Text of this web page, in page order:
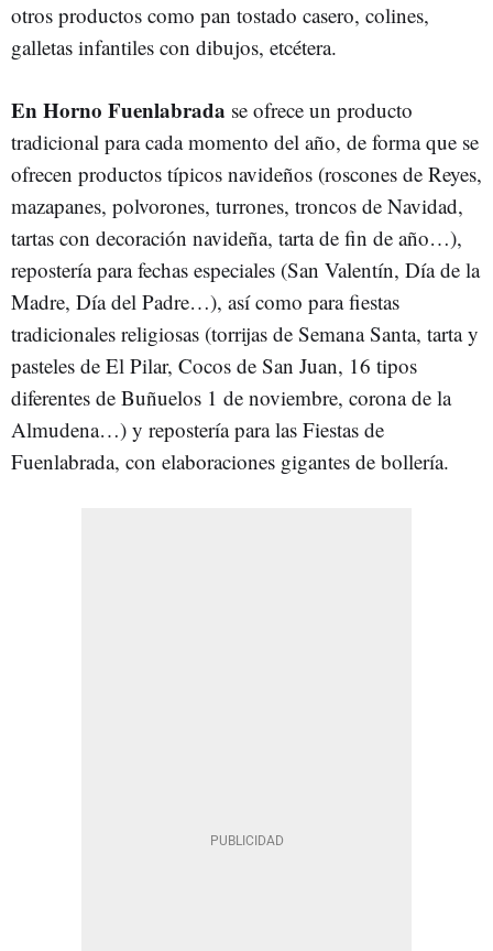
otros productos como pan tostado casero, colines,
galletas infantiles con dibujos, etcétera.
En Horno Fuenlabrada se ofrece un producto
tradicional para cada momento del año, de forma que se
ofrecen productos típicos navideños (roscones de Reyes,
mazapanes, polvorones, turrones, troncos de Navidad,
tartas con decoración navideña, tarta de fin de año…),
repostería para fechas especiales (San Valentín, Día de la
Madre, Día del Padre…), así como para fiestas
tradicionales religiosas (torrijas de Semana Santa, tarta y
pasteles de El Pilar, Cocos de San Juan, 16 tipos
diferentes de Buñuelos 1 de noviembre, corona de la
Almudena…) y repostería para las Fiestas de
Fuenlabrada, con elaboraciones gigantes de bollería.